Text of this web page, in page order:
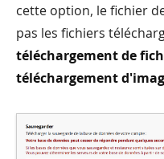
cette option, le fichier
pas les fichiers
téléchargement de
téléchargement